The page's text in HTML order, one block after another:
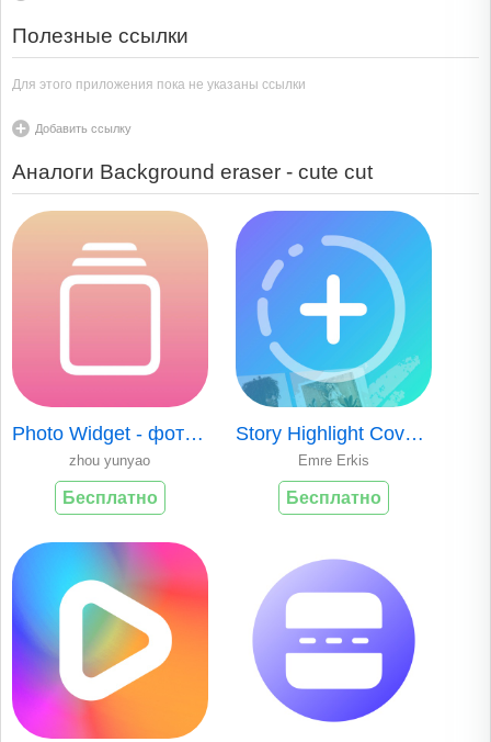
Полезные ссылки
Для этого приложения пока не указаны ссылки
Добавить ссылку
Аналоги Background eraser - cute cut
Photo Widget - фото виджет
zhou yunyao
Бесплатно
Story Highlight Cover - Maker
Emre Erkis
Бесплатно